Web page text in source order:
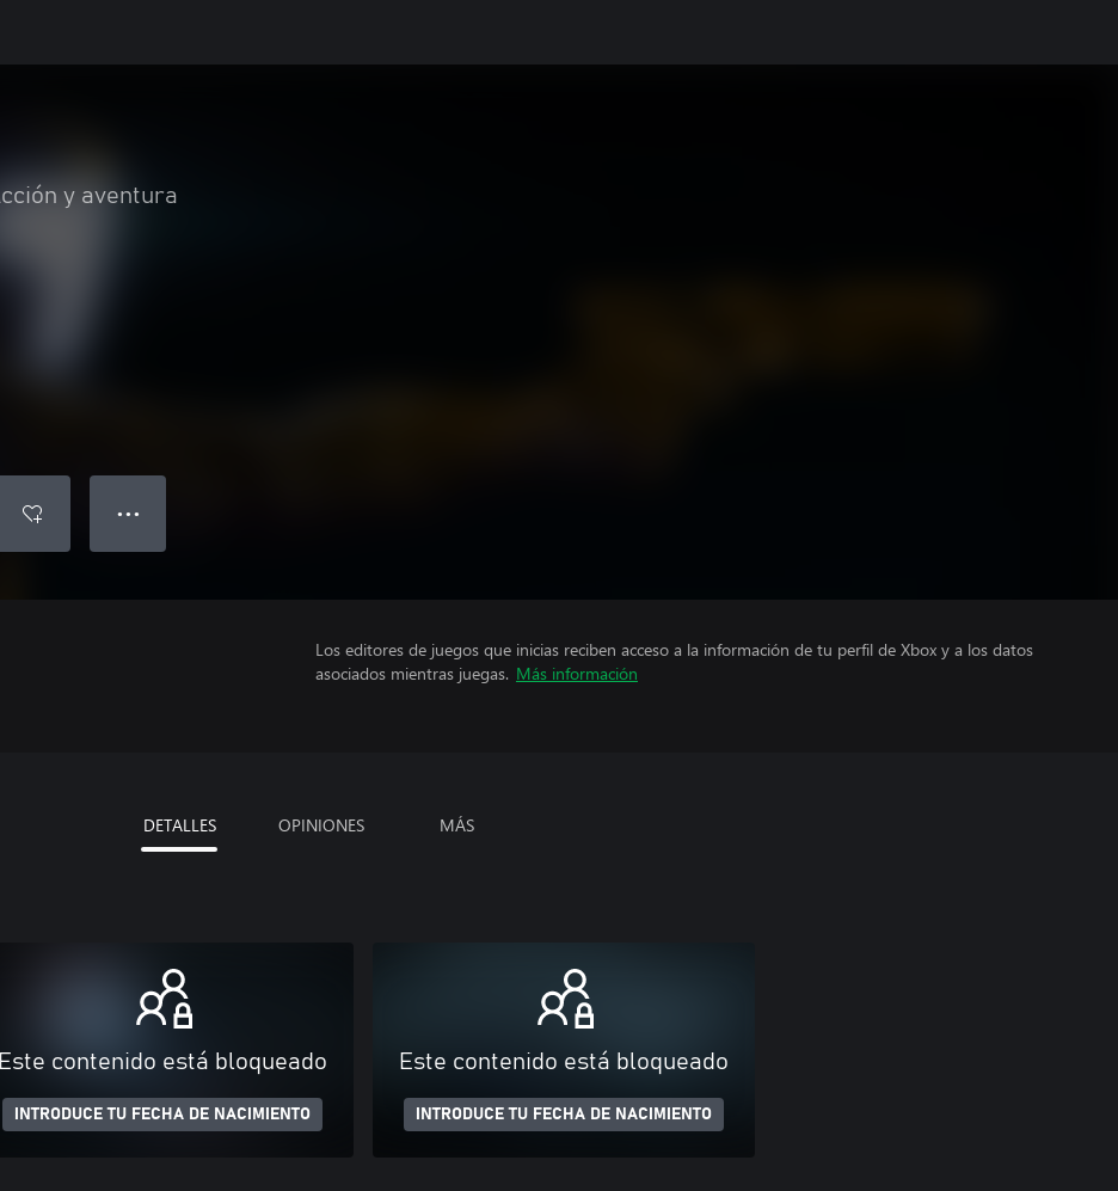
y aventura
● ● ●
Los editores de juegos que inicias reciben acceso a la información de tu perfil de Xbox y a los datos
asociados mientras juegas. Más información
DETALLES OPINIONES MÁS
Este contenido está bloqueado
INTRODUCE TU FECHA DE NACIMIENTO
Este contenido está bloqueado
INTRODUCE TU FECHA DE NACIMIENTO